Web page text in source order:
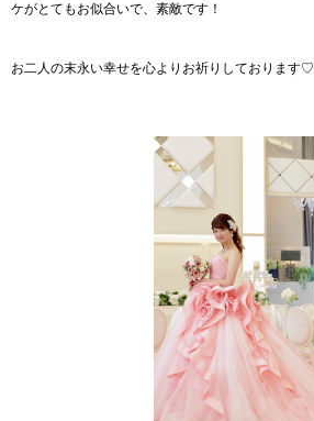
ケがとてもお似合いで、素敵です！
お二人の末永い幸せを心よりお祈りしております♡